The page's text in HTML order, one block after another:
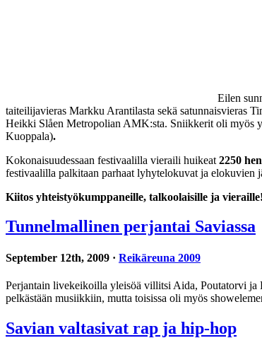
Eilen
taiteilijavieras Markku Arantilasta sekä satunnaisvieras
Heikki Slåen Metropolian AMK:sta. Sniikkerit oli myös
Kuoppala).
Kokonaisuudessaan festivaalilla vieraili huikeat 2250
festivaalilla palkitaan parhaat lyhytelokuvat ja elokuvien
Kiitos yhteistyökumppaneille, talkoolaisille ja vieraille!
Tunnelmallinen perjantai Saviassa
September 12th, 2009 · Reikäreuna 2009
Perjantain livekeikoilla yleisöä villitsi Aida, Poutatorvi ja
pelkästään musiikkiin, mutta toisissa oli myös
Savian valtasivat rap ja hip-hop